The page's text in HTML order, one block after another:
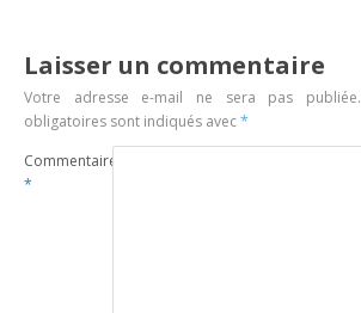
Laisser un commentaire
Votre adresse e-mail ne sera pas publiée.
obligatoires sont indiqués avec*
Commentaire
*